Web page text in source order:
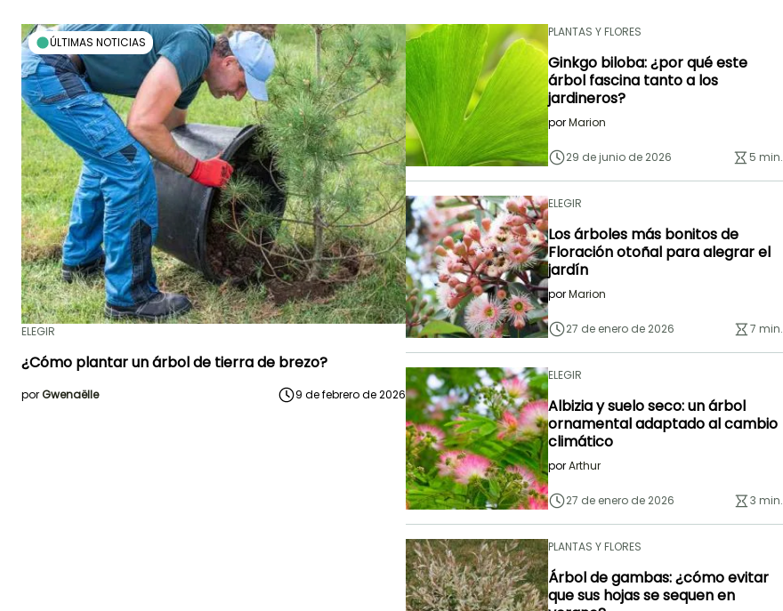
ÚLTIMAS NOTICIAS
ELEGIR
¿Cómo plantar un árbol de tierra de brezo?
porGwenaëlle 9 de febrero de 2026
PLANTAS Y FLORES
Ginkgo biloba: ¿por qué este
árbol fascina tanto a los
jardineros?
porMarion
29 de junio de 2026 5 min.
ELEGIR
Los árboles más bonitos de
Floración otoñal para alegrar el
jardín
porMarion
27 de enero de 2026 7 min.
ELEGIR
Albizia y suelo seco: un árbol
ornamental adaptado al cambio
climático
porArthur
27 de enero de 2026 3 min.
PLANTAS Y FLORES
Árbol de gambas: ¿cómo evitar
que sus hojas se sequen en